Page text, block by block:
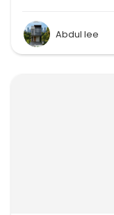
Abdul lee